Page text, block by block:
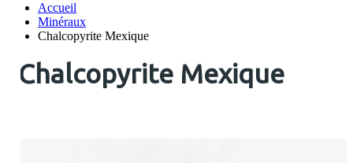
Accueil
Minéraux
Chalcopyrite Mexique
Chalcopyrite Mexique